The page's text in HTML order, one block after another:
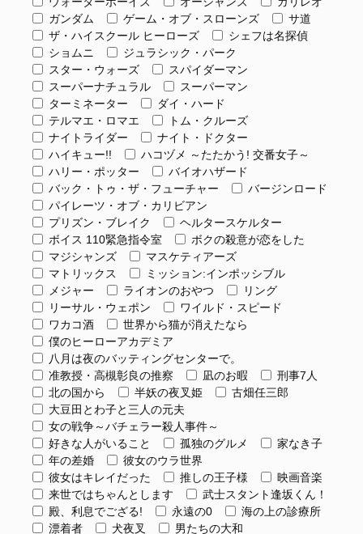
ガンダム
ゲーム・オブ・スローンズ
サ道
ザ・ハイスクール ヒーローズ
シェフは名探偵
ショムニ
ジュラシック・パーク
スター・ウォーズ
スパイダーマン
スーパーナチュラル
スーパーマン
ターミネーター
ダイ・ハード
テルマエ・ロマエ
トム・クルーズ
ナイトライダー
ナイト・ドクター
ハイキュー!!
ハコヅメ ～たたかう! 交番女子～
ハリー・ポッター
バイオハザード
バック・トゥ・ザ・フューチャー
バージンロード
パイレーツ・オブ・カリビアン
プリズン・ブレイク
ヘルタースケルター
ボイス 110緊急指令室
ボクの殺意が恋をした
マジシャンズ
マスケティアーズ
マトリックス
ミッション:インポッシブル
メジャー
ライオンのおやつ
リング
リーサル・ウェポン
ワイルド・スピード
ワカコ酒
世界から猫が消えたなら
僕のヒーローアカデミア
八月は夜のバッティングセンターで。
准教授・高槻彰良の推察
凪のお暇
刑事7人
北の国から
半妖の夜叉姫
古畑任三郎
大豆田とわ子と三人の元夫
女の戦争～バチェラー殺人事件～
好きな人がいること
孤独のグルメ
家なき子
年の差婚
彼女のウラ世界
彼女はキレイだった
推しの王子様
映画音楽
来世ではちゃんとします
武士スタント逢坂くん！
殿、利息でござる!
永遠の0
海の上の診療所
漂着者
犬夜叉
男たちの大和